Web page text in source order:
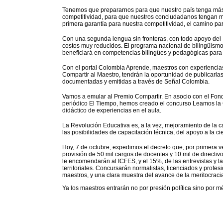
Tenemos que prepararnos para que nuestro país tenga
competitividad, para que nuestros conciudadanos tengan
primera garantía para nuestra competitividad, el camino
Con una segunda lengua sin fronteras, con todo apoyo
costos muy reducidos. El programa nacional de
beneficiará en competencias bilingües y pedagógicas
Con el portal Colombia Aprende, maestros con
Compartir al Maestro, tendrán la oportunidad de
documentadas y emitidas a través de Señal Colombia.
Vamos a emular al Premio Compartir. En asocio con el
periódico El Tiempo, hemos creado el concurso Leamos
didáctico de experiencias en el aula.
La Revolución Educativa es, a la vez, mejoramiento de la
las posibilidades de capacitación técnica, del apoyo a la
Hoy, 7 de octubre, expedimos el decreto que, por primera
provisión de 50 mil cargos de docentes y 10 mil de
le encomendarán al ICFES, y el 15%, de las entrevistas y
territoriales. Concursarán normalistas, licenciados y
maestros, y una clara muestra del avance de la
Ya los maestros entrarán no por presión política sino por